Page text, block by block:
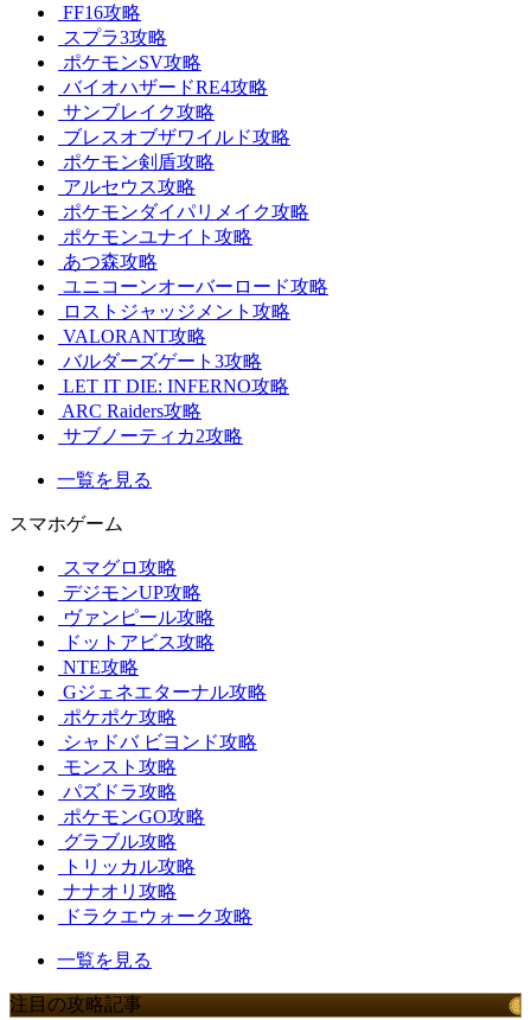
FF16攻略
スプラ3攻略
ポケモンSV攻略
バイオハザードRE4攻略
サンブレイク攻略
ブレスオブザワイルド攻略
ポケモン剣盾攻略
アルセウス攻略
ポケモンダイパリメイク攻略
ポケモンユナイト攻略
あつ森攻略
ユニコーンオーバーロード攻略
ロストジャッジメント攻略
VALORANT攻略
バルダーズゲート3攻略
LET IT DIE: INFERNO攻略
ARC Raiders攻略
サブノーティカ2攻略
一覧を見る
スマホゲーム
スマグロ攻略
デジモンUP攻略
ヴァンピール攻略
ドットアビス攻略
NTE攻略
Gジェネエターナル攻略
ポケポケ攻略
シャドバ ビヨンド攻略
モンスト攻略
パズドラ攻略
ポケモンGO攻略
グラブル攻略
トリッカル攻略
ナナオリ攻略
ドラクエウォーク攻略
一覧を見る
注目の攻略記事